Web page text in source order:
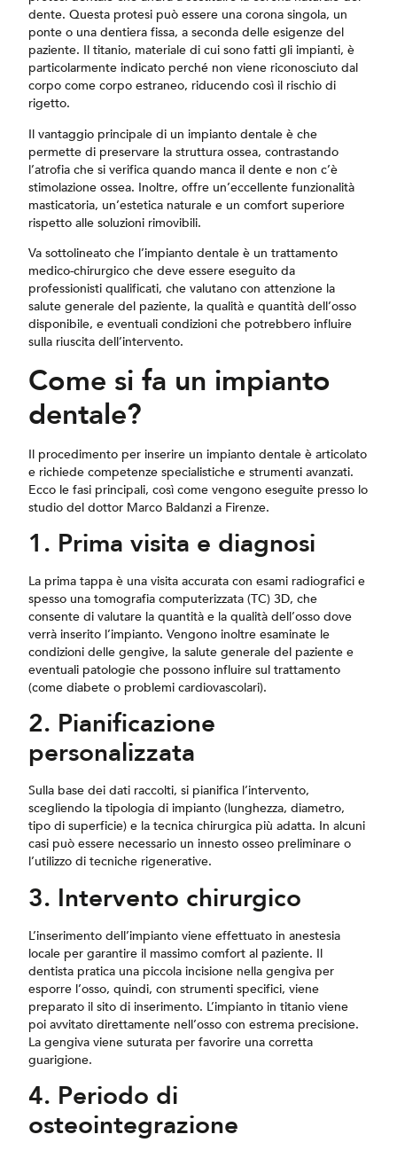
dente. Questa protesi può essere una corona singola, un
ponte o una dentiera fissa, a seconda delle esigenze del
paziente. Il titanio, materiale di cui sono fatti gli impianti, è
particolarmente indicato perché non viene riconosciuto dal
corpo come corpo estraneo, riducendo così il rischio di
rigetto.
Il vantaggio principale di un impianto dentale è che
permette di preservare la struttura ossea, contrastando
l’atrofia che si verifica quando manca il dente e non c’è
stimolazione ossea. Inoltre, offre un’eccellente funzionalità
masticatoria, un’estetica naturale e un comfort superiore
rispetto alle soluzioni rimovibili.
Va sottolineato che l’impianto dentale è un trattamento
medico-chirurgico che deve essere eseguito da
professionisti qualificati, che valutano con attenzione la
salute generale del paziente, la qualità e quantità dell’osso
disponibile, e eventuali condizioni che potrebbero influire
sulla riuscita dell’intervento.
Come si fa un impianto
dentale?
Il procedimento per inserire un impianto dentale è articolato
e richiede competenze specialistiche e strumenti avanzati.
Ecco le fasi principali, così come vengono eseguite presso lo
studio del dottor Marco Baldanzi a Firenze.
1. Prima visita e diagnosi
La prima tappa è una visita accurata con esami radiografici e
spesso una tomografia computerizzata (TC) 3D, che
consente di valutare la quantità e la qualità dell’osso dove
verrà inserito l’impianto. Vengono inoltre esaminate le
condizioni delle gengive, la salute generale del paziente e
eventuali patologie che possono influire sul trattamento
(come diabete o problemi cardiovascolari).
2. Pianificazione
personalizzata
Sulla base dei dati raccolti, si pianifica l’intervento,
scegliendo la tipologia di impianto (lunghezza, diametro,
tipo di superficie) e la tecnica chirurgica più adatta. In alcuni
casi può essere necessario un innesto osseo preliminare o
l’utilizzo di tecniche rigenerative.
3. Intervento chirurgico
L’inserimento dell’impianto viene effettuato in anestesia
locale per garantire il massimo comfort al paziente. Il
dentista pratica una piccola incisione nella gengiva per
esporre l’osso, quindi, con strumenti specifici, viene
preparato il sito di inserimento. L’impianto in titanio viene
poi avvitato direttamente nell’osso con estrema precisione.
La gengiva viene suturata per favorire una corretta
guarigione.
4. Periodo di
osteointegrazione